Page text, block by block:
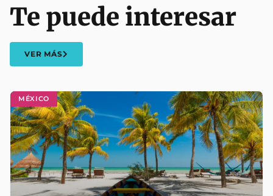
MÉXICO
Te puede interesar
VER MÁS